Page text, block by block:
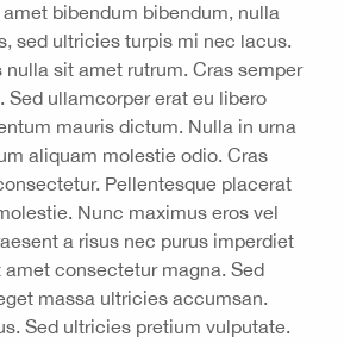
bibendum bibendum, nulla
sed ultricies turpis mi nec lacus.
sit amet rutrum. Cras semper
Sed ullamcorper erat eu libero
mauris dictum. Nulla in urna
aliquam molestie odio. Cras
Pellentesque placerat
Nunc maximus eros vel
a risus nec purus imperdiet
consectetur magna. Sed
massa ultricies accumsan.
Sed ultricies pretium vulputate.